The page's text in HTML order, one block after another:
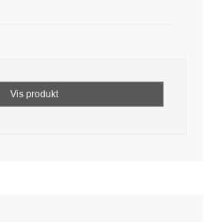
Vis produkt